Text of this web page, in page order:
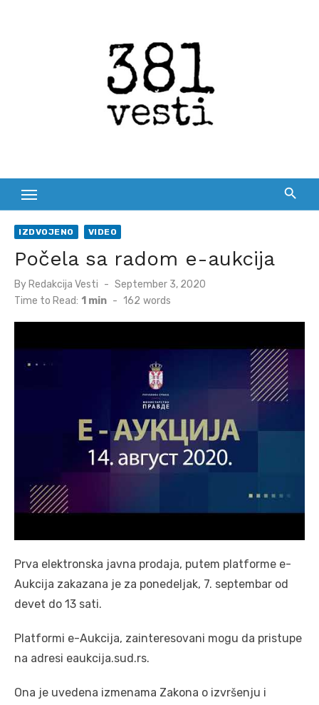
IZDVOJENO VIDEO
Počela sa radom e-aukcija
By Redakcija Vesti
Posted
on
September 3, 2020
Time to Read: 1 min - 162 words
Prva elektronska javna prodaja, putem platforme e-
Aukcija zakazana je za ponedeljak, 7. septembar od
devet do 13 sati.
Platformi e-Aukcija, zainteresovani mogu da pristupe
na adresi eaukcija.sud.rs.
Ona je uvedena izmenama Zakona o izvršenju i